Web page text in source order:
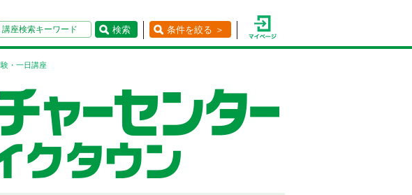
検索 条件を絞る ＞
・一日講座